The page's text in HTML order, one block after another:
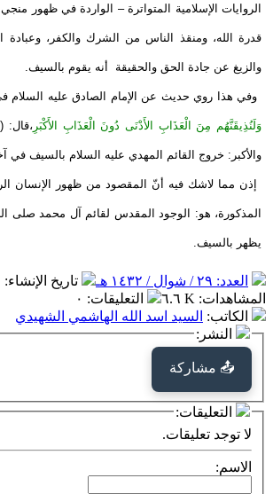
الروايات الإسلامية المتواترة – الواردة في ظهور
قدرة الله، ومنقذ الناس من الشرك والكفر، وعبادة
والزيغ عن جادة الحق والحقيقة أنه يقوم بالسيف.
وفي هذا روي حديث عن الإمام الصادق عليه السلام
وَلَنُذِيقَنَّهُم مِنَ الْعَذَابِ الأَدْنَى دُونَ الْعَذَابِ الأَكْبَرِ ،قال:
والأكبر: خروج القائم المهدي عليه السلام بالسيف في
إذن مما لاشك فيه أنّ المقصود من ظهور الإنسان
المذكورة، هو: الوجود المقدس لقائم آل محمد صلى
يظهر بالسيف.
العدد: ٢٩ / شوال / ١٤٣٢ هـ تاريخ الإنشاء:
المشاهدات: ٦.٦ K التعليقات: ٠
الكاتب: السيد اسد الله الهاشمي الشهيدي
النشر:
📤 مشاركة
التعليقات:
لا توجد تعليقات.
الاسم: